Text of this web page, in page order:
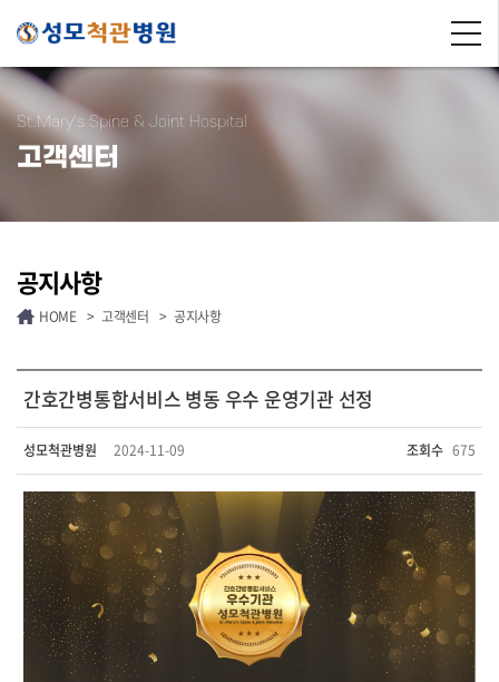
St.Mary's Spine & Joint Hospital
고객센터
공지사항
HOME > 고객센터 > 공지사항
간호간병통합서비스 병동 우수 운영기관 선정
성모척관병원 2024-11-09 조회수 675